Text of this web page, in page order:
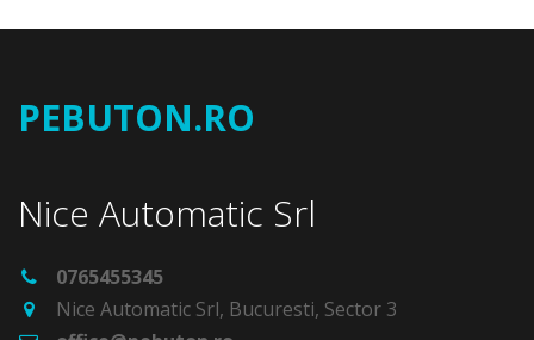
PEBUTON.RO
Nice Automatic Srl
0765455345
Nice Automatic Srl, Bucuresti, Sector 3